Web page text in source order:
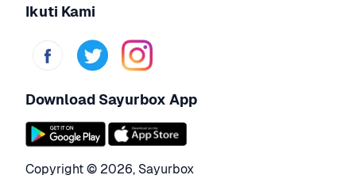
Ikuti Kami
Download Sayurbox App
Copyright © 2026, Sayurbox